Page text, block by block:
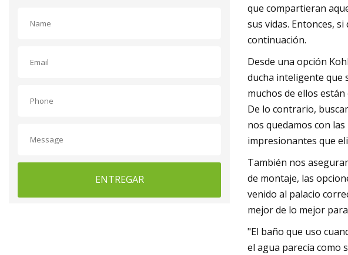
ENTREGAR
que compartieran
sus vidas. Entonces,
continuación.
Desde una opción
ducha inteligente que
muchos de ellos
De lo contrario,
nos quedamos con
impresionantes que
También nos
de montaje, las
venido al palacio
mejor de lo mejor
"El baño que uso
el agua parecía como